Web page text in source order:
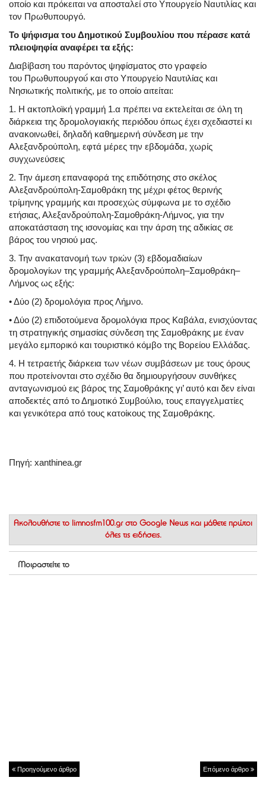
οποίο και πρόκειται να αποσταλεί στο Υπουργείο Ναυτιλίας και
τον Πρωθυπουργό.
Το ψήφισμα του Δημοτικού Συμβουλίου που πέρασε κατά
πλειοψηφία αναφέρει τα εξής:
Διαβίβαση του παρόντος ψηφίσματος στο γραφείο
του Πρωθυπουργού́ και στο Υπουργείο Ναυτιλίας και
Νησιωτικής πολιτικής, με το οποίο αιτείται:
1. Η ακτοπλοϊκή γραμμή 1.α πρέπει να εκτελείται σε όλη τη
διάρκεια της δρομολογιακής περιόδου όπως έχει σχεδιαστεί κι
ανακοινωθεί, δηλαδή καθημερινή σύνδεση με την
Αλεξανδρούπολη, εφτά μέρες την εβδομάδα, χωρίς
συγχωνεύσεις
2. Την άμεση επαναφορά της επιδότησης στο σκέλος
Αλεξανδρούπολη-Σαμοθράκη της μέχρι φέτος θερινής
τρίμηνης γραμμής και προσεχώς σύμφωνα με το σχέδιο
ετήσιας, Αλεξανδρούπολη-Σαμοθράκη-Λήμνος, για την
αποκατάσταση της ισονομίας και την άρση της αδικίας σε
βάρος του νησιού μας.
3. Την ανακατανομή των τριών (3) εβδομαδιαίων
δρομολογίων της γραμμής Αλεξανδρούπολη–Σαμοθράκη–
Λήμνος ως εξής:
• Δύο (2) δρομολόγια προς Λήμνο.
• Δύο (2) επιδοτούμενα δρομολόγια προς Καβάλα, ενισχύοντας
τη στρατηγικής σημασίας σύνδεση της Σαμοθράκης με έναν
μεγάλο εμπορικό και τουριστικό κόμβο της Βορείου Ελλάδας.
4. Η τετραετής διάρκεια των νέων συμβάσεων με τους όρους
που προτείνονται στο σχέδιο θα δημιουργήσουν συνθήκες
ανταγωνισμού εις βάρος της Σαμοθράκης γι’ αυτό και δεν είναι
αποδεκτές από το Δημοτικό Συμβούλιο, τους επαγγελματίες
και γενικότερα από τους κατοίκους της Σαμοθράκης.
Πηγή: xanthinea.gr
Ακολουθήστε το limnosfm100.gr στο Google News και μάθετε πρώτοι
όλες τις ειδήσεις.
Μοιραστείτε το
Προηγούμενο άρθρο Επόμενο άρθρο